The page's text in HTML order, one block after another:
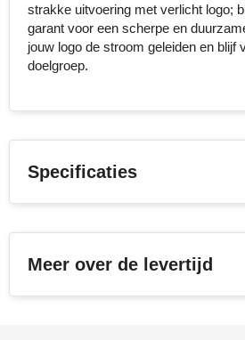
Victorinox
Vinga
strakke uitvoering met verlicht logo;
garant voor een scherpe en
jouw logo de stroom geleiden en blijf
doelgroep.
Specificaties
Meer over de levertijd